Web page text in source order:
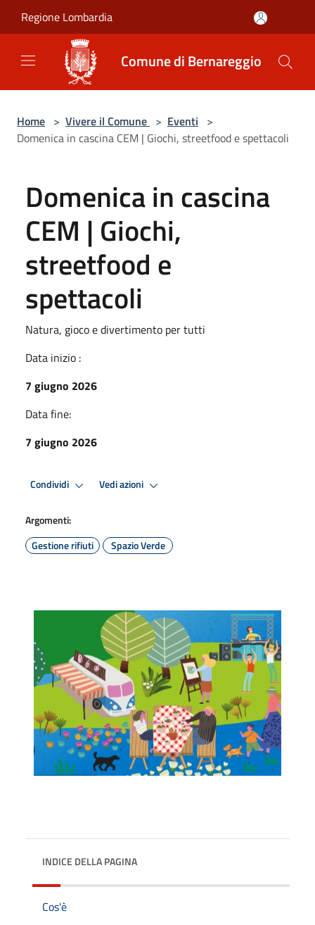
Regione Lombardia
Comune di Bernareggio
Home > Vivere il Comune > Eventi >
Domenica in cascina CEM | Giochi, streetfood e spettacoli
Domenica in cascina
CEM | Giochi,
streetfood e
spettacoli
Natura, gioco e divertimento per tutti
Data inizio :
7 giugno 2026
Data fine:
7 giugno 2026
Condividi Vedi azioni
Argomenti:
Gestione rifiuti
Spazio Verde
INDICE DELLA PAGINA
Cos'è